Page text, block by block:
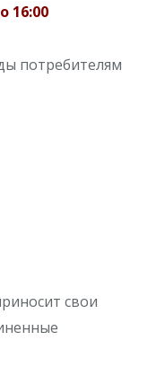
16:00
потребителям
свои